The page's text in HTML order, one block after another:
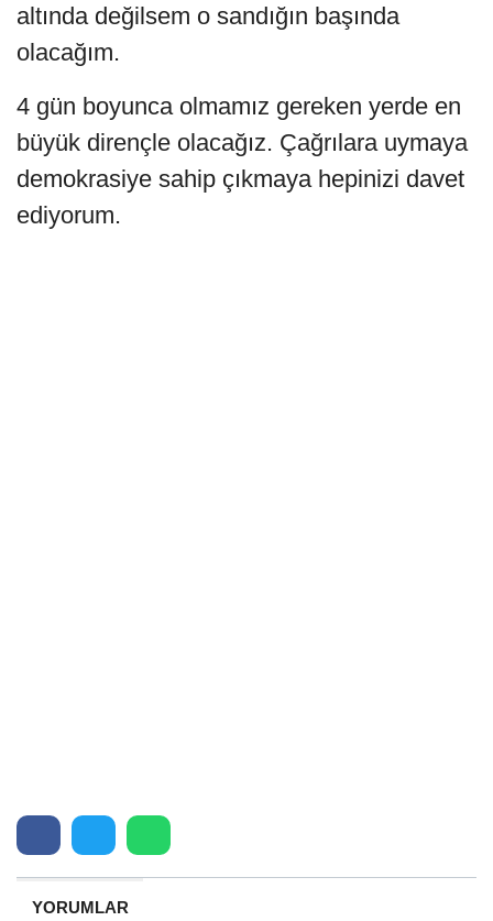
altında değilsem o sandığın başında
olacağım.
4 gün boyunca olmamız gereken yerde en
büyük dirençle olacağız. Çağrılara uymaya
demokrasiye sahip çıkmaya hepinizi davet
ediyorum.
YORUMLAR